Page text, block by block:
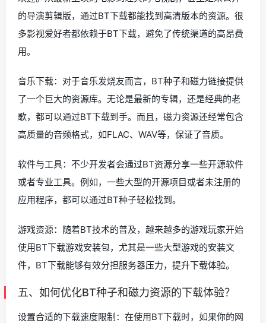
的导演剪辑版，通过BT下载都能找到高清版本的资源。很
多影视爱好者都依赖于BT下载，避免了传统渠道的高昂费
用。
音乐下载：对于音乐发烧友而言，BT种子和磁力链接提供
了一个巨大的资源库。无论是最新的专辑，还是经典的老
歌，都可以通过BT下载到手。而且，磁力资源还经常包含
高质量的音频格式，如FLAC、WAV等，保证了音质。
软件与工具：不少开发者会通过BT资源分享一些开源软件
或者专业工具。例如，一些大型的开源项目或者未注册的
应用程序，都可以通过BT种子轻松找到。
游戏资源：随着BT技术的普及，越来越多的游戏玩家开始
使用BT下载游戏安装包，尤其是一些大型游戏的安装文
件，BT下载能够有效分担服务器压力，提升下载体验。
五、如何优化BT种子和磁力资源的下载体验？
设置合适的下载速度限制：在使用BT下载时，如果你的网